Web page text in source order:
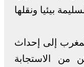
بيئيا ونقلها
إلى إحداث
من الاستجابة